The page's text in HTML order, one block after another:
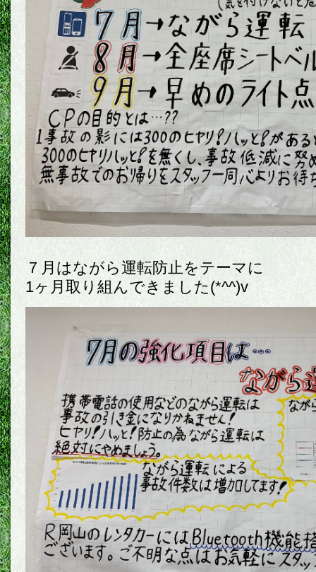
７月はながら運転防止をテーマに
1ヶ月取り組んできました(*^^)v